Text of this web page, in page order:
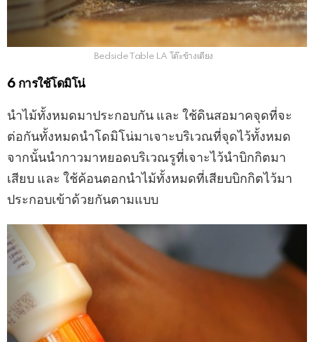
Bedside Table LA โต๊ะข้างเตียง
6 การใช้โดมิโน่
นำไม้ทั้งหมดมาประกอบกัน และ ใช้ดินสอมาคจุดที่จะ
ต่อกันทั้งหมดนำโดมิโน่มาเจาะบริเวณที่จุดไว้ทั้งหมด
จากนั้นนำกาวมาหยอดบริเวณรูที่เจาะไว้นำบิกกิตมา
เสียบ และ ใช้ค้อนตอกนำไม้ทั้งหมดที่เสียบบิกกิตไว้มา
ประกอบเข้าด้วยกันตามแบบ